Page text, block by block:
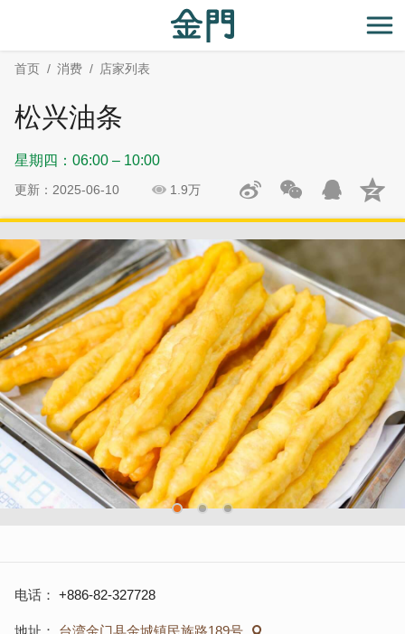
主
开
首页 消费 店家列表
松兴油条
星期四：06:00 – 10:00
更新：2025-06-10 1.9万
社
电话 +886-82-327728
地址 台湾金门县金城镇民族路189号